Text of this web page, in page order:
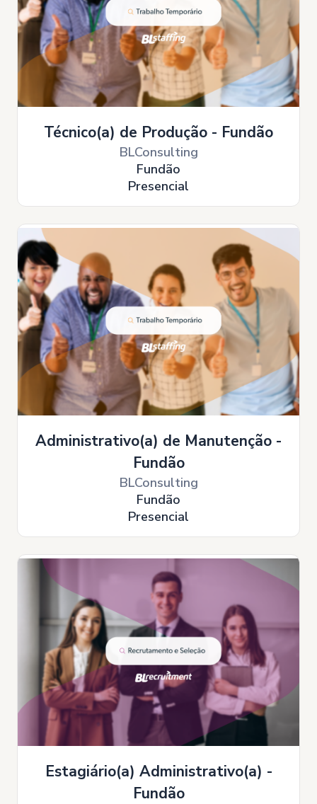
Técnico(a) de Produção - Fundão
BLConsulting
Fundão
Presencial
Administrativo(a) de Manutenção -
Fundão
BLConsulting
Fundão
Presencial
Estagiário(a) Administrativo(a) -
Fundão